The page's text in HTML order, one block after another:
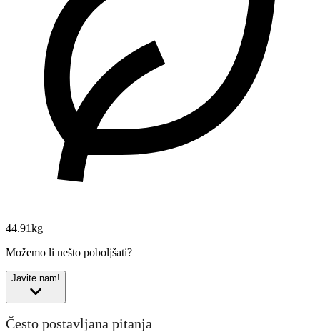
44.91kg
Možemo li nešto poboljšati?
Javite nam!
Često postavljana pitanja